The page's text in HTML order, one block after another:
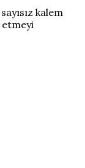
kalem
etmeyi